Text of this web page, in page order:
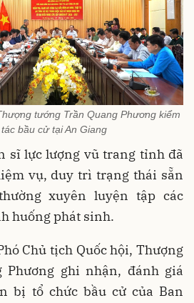
tướng Trần Quang Phương kiểm
bầu cử tại An Giang
sĩ lực lượng vũ trang tỉnh đã
vụ, duy trì trạng thái sẵn
xuyên luyện tập các
huống phát sinh.
Chủ tịch Quốc hội, Thượng
Phương ghi nhận, đánh giá
bị tổ chức bầu cử của Ban